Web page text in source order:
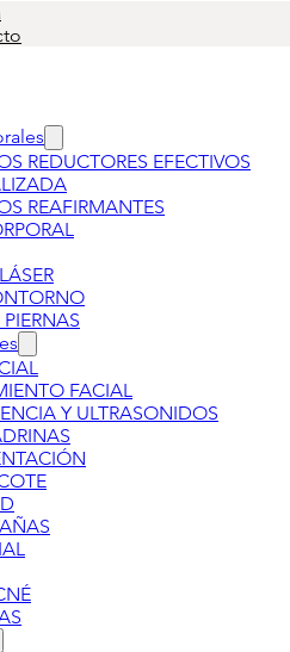
REDUCTORES EFECTIVOS
REAFIRMANTES
FACIAL
Y ULTRASONIDOS